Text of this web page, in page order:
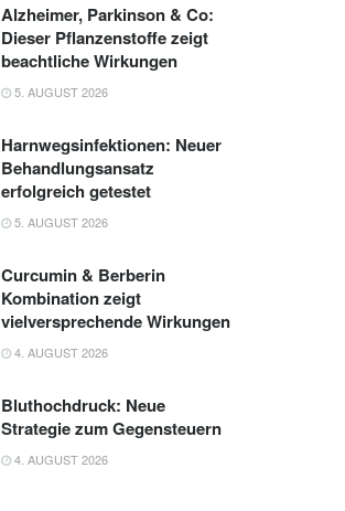
Alzheimer, Parkinson & Co:
Dieser Pflanzenstoffe zeigt
beachtliche Wirkungen
5. AUGUST 2026
Harnwegsinfektionen: Neuer
Behandlungsansatz
erfolgreich getestet
5. AUGUST 2026
Curcumin & Berberin
Kombination zeigt
vielversprechende Wirkungen
4. AUGUST 2026
Bluthochdruck: Neue
Strategie zum Gegensteuern
4. AUGUST 2026